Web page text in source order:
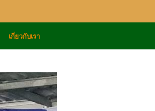
เกี่ยวกับเรา